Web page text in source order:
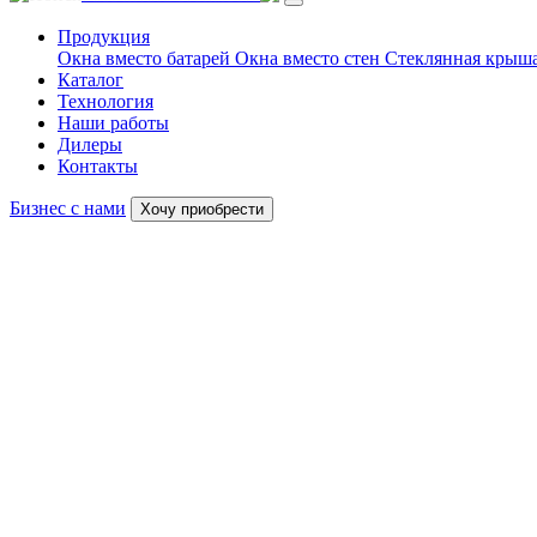
Продукция
Окна вместо батарей Окна вместо стен Стеклянная
Каталог
Технология
Наши работы
Дилеры
Контакты
Бизнес с нами Хочу приобрести